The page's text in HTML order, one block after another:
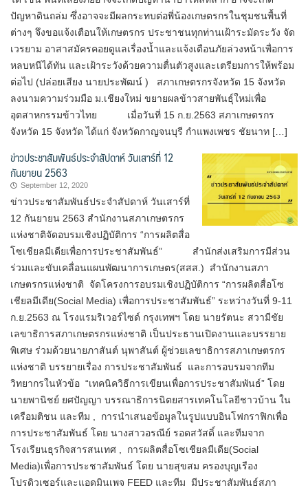
ปัญหาดินถล่ม ซึ่งอาจจะมีผลกระทบต่อพี่น้องเกษตรกรในชุมชนพื้นที่
ต่างๆ จึงขอแจ้งเตือนให้เกษตรกร ประชาชนทุกท่านเฝ้าระมัดระวัง จัด
เวรยาม อาสาสมัครคอยดูแลเรื่องน้ำและแจ้งเตือนภัยล่วงหน้าเพื่อการ
หลบหนีได้ทัน และเฝ้าระวังด้วยความตื่นตัวสูงและเตรียมการให้พร้อม
ต่อไป (ปล่อยเสียง นายประพัฒน์ ) สภาเกษตรกรจังหวัด 15 จังหวัด
ลงนามความร่วมมือ ม.เชียงใหม่ ขยายผลข้าวสายพันธุ์ใหม่เพื่อ
อุตสาหกรรมข้าวไทย เมื่อวันที่ 15 ก.ย.2563 สภาเกษตรกร
จังหวัด 15 จังหวัด ได้แก่ จังหวัดกาญจนบุรี กำแพงเพชร ชัยนาท […]
ข่าวประชาสัมพันธ์ประจำสัปดาห์ วันเสาร์ที่ 12
กันยายน 2563
September 12, 2020
ข่าวประชาสัมพันธ์ประจำสัปดาห์ วันเสาร์ที่
12 กันยายน 2563 สำนักงานสภาเกษตรกร
แห่งชาติจัดอบรมเชิงปฏิบัติการ “การผลิตสื่อ
โซเชียลมีเดียเพื่อการประชาสัมพันธ์” สำนักส่งเสริมการมีส่วน
ร่วมและขับเคลื่อนแผนพัฒนาการเกษตร(สสส.) สำนักงานสภา
เกษตรกรแห่งชาติ จัดโครงการอบรมเชิงปฏิบัติการ “การผลิตสื่อโซ
เชียลมีเดีย(Social Media) เพื่อการประชาสัมพันธ์” ระหว่างวันที่ 9-11
ก.ย.2563 ณ โรงแรมริเวอร์ไซด์ กรุงเทพฯ โดย นายรัตนะ สวามีชัย
เลขาธิการสภาเกษตรกรแห่งชาติ เป็นประธานเปิดงานและบรรยาย
พิเศษ ร่วมด้วยนายภาสันต์ นุพาสันต์ ผู้ช่วยเลขาธิการสภาเกษตรกร
แห่งชาติ บรรยายเรื่อง การประชาสัมพันธ์ และการอบรมจากทีม
วิทยากรในหัวข้อ “เทคนิควิธีการเขียนเพื่อการประชาสัมพันธ์” โดย
นายพานิชย์ ยศปัญญา บรรณาธิการนิตยสารเทคโนโลยีชาวบ้าน ใน
เครือมติชน และทีม , การนำเสนอข้อมูลในรูปแบบอินโฟกราฟิกเพื่อ
การประชาสัมพันธ์ โดย นางสาวอรณีย์ รอดสวัสดิ์ และทีมจาก
โรงเรียนธุรกิจสารสนเทศ , การผลิตสื่อโซเชียลมีเดีย(Social
Media)เพื่อการประชาสัมพันธ์ โดย นายสุขสม ครองบุญเรือง
โปรดิวเซอร์และแอดมินเพจ FEED และทีม มีประชาสัมพันธ์สภา